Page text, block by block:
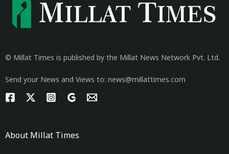
© Millat Times is published by the Millat News Network Pvt. Ltd.
Send your News and Views to: news@millattimes.com
About Millat Times